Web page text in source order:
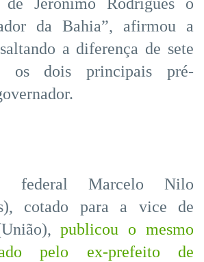
de Jerônimo Rodrigues o
da Bahia”, afirmou a
a diferença de sete
os dois principais pré-
federal Marcelo Nilo
cotado para a vice de
publicou o mesmo
pelo ex-prefeito de